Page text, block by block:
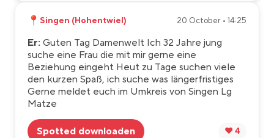
📍 Singen (Hohentwiel) 20 October • 14:25
Er: Guten Tag Damenwelt Ich 32 Jahre jung
suche eine Frau die mit mir gerne eine
Beziehung eingeht Heut zu Tage suchen viele
den kurzen Spaß, ich suche was längerfristiges
Gerne meldet euch im Umkreis von Singen Lg
Matze
Spotted downloaden ❤️ 4